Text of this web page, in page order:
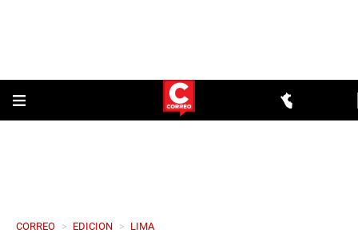
CORREO > EDICION > LIMA